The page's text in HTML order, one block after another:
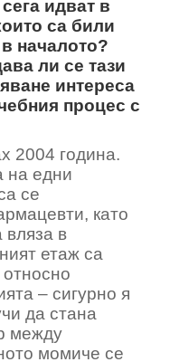
идват в
са били
началото?
ли се тази
интереса
процес с
2004 година.
на едни
се
като
вляза в
етаж са
– сигурно я
да стана
между
момиче се